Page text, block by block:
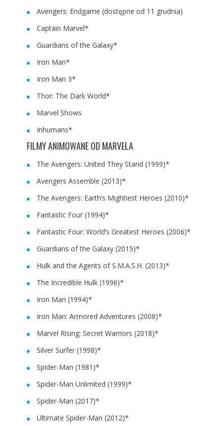
Avengers: Endgame (dostępne od 11 grudnia)
Captain Marvel*
Guardians of the Galaxy*
Iron Man*
Iron Man 3*
Thor: The Dark World*
Marvel Shows
Inhumans*
FILMY ANIMOWANE OD MARVELA
The Avengers: United They Stand (1999)*
Avengers Assemble (2013)*
The Avengers: Earth’s Mightiest Heroes (2010)*
Fantastic Four (1994)*
Fantastic Four: World’s Greatest Heroes (2006)*
Guardians of the Galaxy (2015)*
Hulk and the Agents of S.M.A.S.H. (2013)*
The Incredible Hulk (1996)*
Iron Man (1994)*
Iron Man: Armored Adventures (2008)*
Marvel Rising: Secret Warriors (2018)*
Silver Surfer (1998)*
Spider-Man (1981)*
Spider-Man Unlimited (1999)*
Spider-Man (2017)*
Ultimate Spider-Man (2012)*